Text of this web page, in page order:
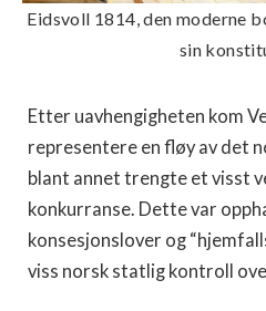
Eidsvoll 1814, den moderne
sin
Etter uavhengigheten kom
representere en fløy av det
blant annet trengte et visst
konkurranse. Dette var
konsesjonslover og
viss norsk statlig kontroll